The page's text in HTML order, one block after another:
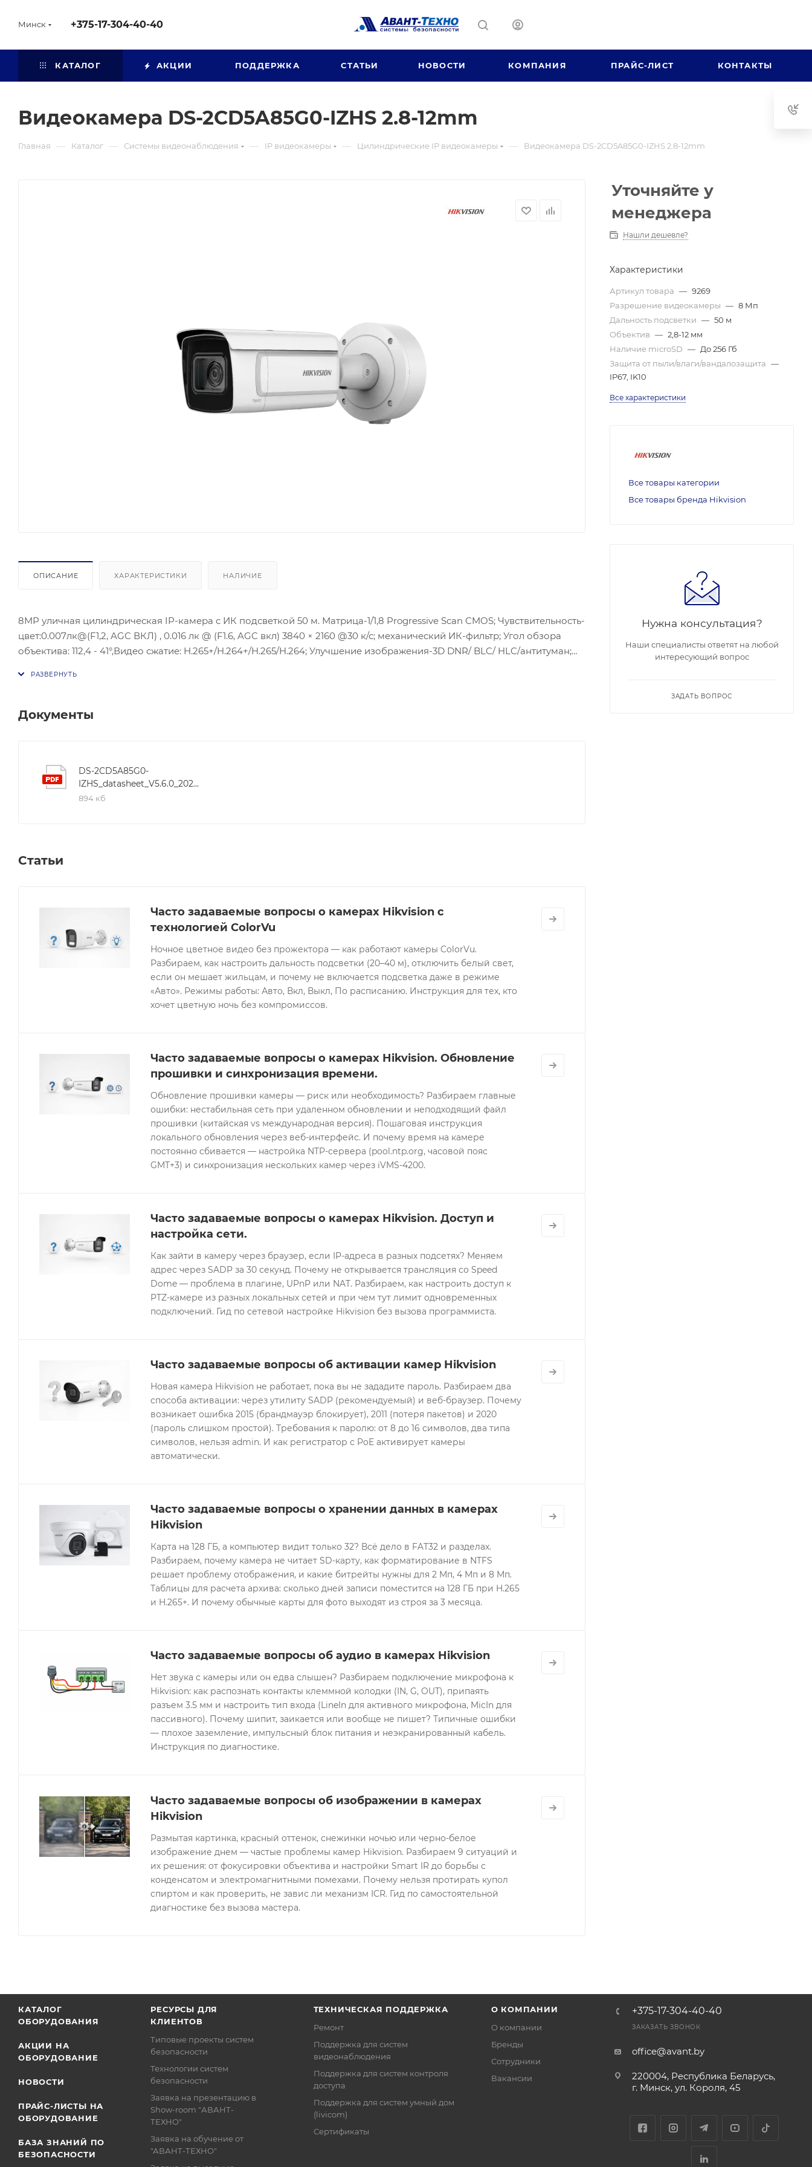
Минск +375-17-304-40-40
КАТАЛОГ АКЦИИ ПОДДЕРЖКА СТАТЬИ НОВОСТИ КОМПАНИЯ ПРАЙС-ЛИСТ КОНТАКТЫ
Видеокамера DS-2CD5A85G0-IZHS 2.8-12mm
Главная — Каталог — Системы видеонаблюдения — IP видеокамеры — Цилиндрические IP видеокамеры — Видеокамера DS-2CD5A85G0-IZHS 2.8-12mm
ОПИСАНИЕ ХАРАКТЕРИСТИКИ НАЛИЧИЕ
8MP уличная цилиндрическая IP-камера с ИК подсветкой 50 м. Матрица-1/1,8 Progressive Scan CMOS; Чувствительность-
цвет:0.007лк@(F1,2, AGC ВКЛ) , 0.016 лк @ (F1.6, AGC вкл) 3840 × 2160 @30 к/с; механический ИК-фильтр; Угол обзора
объектива: 112,4 - 41°,Видео сжатие: H.265+/H.264+/H.265/H.264; Улучшение изображения-3D DNR/ BLC/ HLC/антитуман;
Документы
DS-2CD5A85G0-
IZHS_datasheet_V5.6.0_20220127
894 кб
Статьи
Часто задаваемые вопросы о камерах Hikvision с
технологией ColorVu
Ночное цветное видео без прожектора — как работают камеры ColorVu.
Разбираем, как настроить дальность подсветки (20–40 м), отключить белый свет,
если он мешает жильцам, и почему не включается подсветка даже в режиме
«Авто». Режимы работы: Авто, Вкл, Выкл, По расписанию. Инструкция для тех, кто
хочет цветную ночь без компромиссов.
Часто задаваемые вопросы о камерах Hikvision. Обновление
прошивки и синхронизация времени.
Обновление прошивки камеры — риск или необходимость? Разбираем главные
ошибки: нестабильная сеть при удаленном обновлении и неподходящий файл
прошивки (китайская vs международная версия). Пошаговая инструкция
локального обновления через веб-интерфейс. И почему время на камере
постоянно сбивается — настройка NTP-сервера (pool.ntp.org, часовой пояс
GMT+3) и синхронизация нескольких камер через iVMS-4200.
Часто задаваемые вопросы о камерах Hikvision. Доступ и
настройка сети.
Как зайти в камеру через браузер, если IP-адреса в разных подсетях? Меняем
адрес через SADP за 30 секунд. Почему не открывается трансляция со Speed
Dome — проблема в плагине, UPnP или NAT. Разбираем, как настроить доступ к
PTZ-камере из разных локальных сетей и при чем тут лимит одновременных
подключений. Гид по сетевой настройке Hikvision без вызова программиста.
Часто задаваемые вопросы об активации камер Hikvision
Новая камера Hikvision не работает, пока вы не зададите пароль. Разбираем два
способа активации: через утилиту SADP (рекомендуемый) и веб-браузер. Почему
возникает ошибка 2015 (брандмауэр блокирует), 2011 (потеря пакетов) и 2020
(пароль слишком простой). Требования к паролю: от 8 до 16 символов, два типа
символов, нельзя admin. И как регистратор с PoE активирует камеры
автоматически.
Часто задаваемые вопросы о хранении данных в камерах
Hikvision
Карта на 128 ГБ, а компьютер видит только 32? Всё дело в FAT32 и разделах.
Разбираем, почему камера не читает SD-карту, как форматирование в NTFS
решает проблему отображения, и какие битрейты нужны для 2 Мп, 4 Мп и 8 Мп.
Таблицы для расчета архива: сколько дней записи поместится на 128 ГБ при H.265
и H.265+. И почему обычные карты для фото выходят из строя за 3 месяца.
Часто задаваемые вопросы об аудио в камерах Hikvision
Нет звука с камеры или он едва слышен? Разбираем подключение микрофона к
Hikvision: как распознать контакты клеммной колодки (IN, G, OUT), припаять
разъем 3.5 мм и настроить тип входа (LineIn для активного микрофона, MicIn для
пассивного). Почему шипит, заикается или вообще не пишет? Типичные ошибки
— плохое заземление, импульсный блок питания и неэкранированный кабель.
Инструкция по диагностике.
Часто задаваемые вопросы об изображении в камерах
Hikvision
Размытая картинка, красный оттенок, снежинки ночью или черно-белое
изображение днем — частые проблемы камер Hikvision. Разбираем 9 ситуаций и
их решения: от фокусировки объектива и настройки Smart IR до борьбы с
конденсатом и электромагнитными помехами. Почему нельзя протирать купол
спиртом и как проверить, не завис ли механизм ICR. Гид по самостоятельной
диагностике без вызова мастера.
Уточняйте у
менеджера
Нашли дешевле?
Характеристики
Артикул товара — 9269
Разрешение видеокамеры — 8 Мп
Дальность подсветки — 50 м
Объектив — 2,8-12 мм
Наличие microSD — До 256 Гб
Защита от пыли/влаги/вандалозащита —
IP67, IK10
Все характеристики
Все товары категории
Все товары бренда Hikvision
Нужна консультация?
Наши специалисты ответят на любой
интересующий вопрос
ЗАДАТЬ ВОПРОС
КАТАЛОГ
ОБОРУДОВАНИЯ
АКЦИИ НА
ОБОРУДОВАНИЕ
НОВОСТИ
ПРАЙС-ЛИСТЫ НА
ОБОРУДОВАНИЕ
БАЗА ЗНАНИЙ ПО
БЕЗОПАСНОСТИ
РЕСУРСЫ ДЛЯ
КЛИЕНТОВ
Типовые проекты систем
безопасности
Технологии систем
безопасности
Заявка на презентацию в
Show-room "АВАНТ-
ТЕХНО"
Заявка на обучение от
"АВАНТ-ТЕХНО"
ТЕХНИЧЕСКАЯ ПОДДЕРЖКА
Ремонт
Поддержка для систем
видеонаблюдения
Поддержка для систем контроля
доступа
Поддержка для систем умный дом
(livicom)
Сертификаты
О КОМПАНИИ
О компании
Бренды
Сотрудники
Вакансии
+375-17-304-40-40
ЗАКАЗАТЬ ЗВОНОК
office@avant.by
220004, Республика Беларусь,
г. Минск, ул. Короля, 45